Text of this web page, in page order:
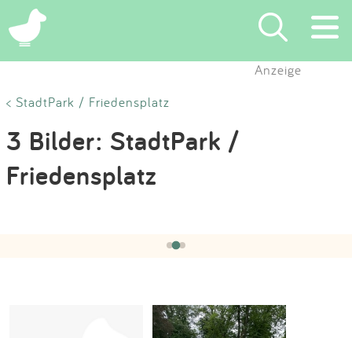
×
Suchen
Eintragen
Kontakt
Anzeige
< StadtPark / Friedensplatz
3 Bilder: StadtPark /
Friedensplatz